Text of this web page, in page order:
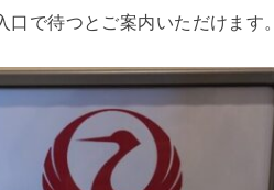
で待つとご案内いただけます。